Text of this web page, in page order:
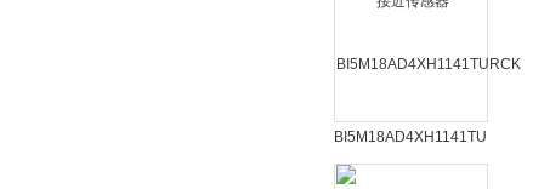
BI5M18AD4XH1141TURCK
图尔克BI5G18Y1直线